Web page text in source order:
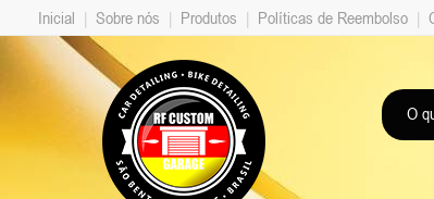
Inicial | Sobre nós | Produtos | Políticas de Reembolso |